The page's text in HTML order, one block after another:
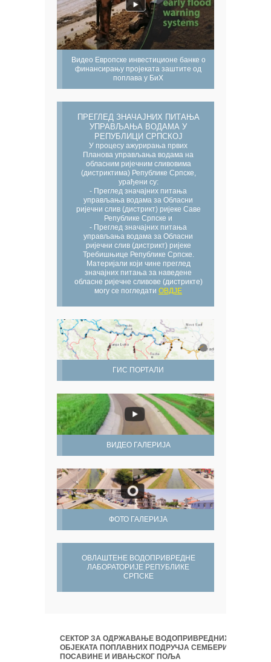
Видео Европске инвестиционе банке о
финансирању пројеката заштите од
поплава у БиХ
ПРЕГЛЕД ЗНАЧАЈНИХ ПИТАЊА
УПРАВЉАЊА ВОДАМА У
РЕПУБЛИЦИ СРПСКОЈ
У процесу ажурирања првих
Планова управљања водама на
обласним ријечним сливовима
(дистриктима) Републике Српске,
урађени су:
- Преглед значајних питања
управљања водама за Обласни
ријечни слив (дистрикт) ријеке Саве
Републике Српске и
- Преглед значајних питања
управљања водама за Обласни
ријечни слив (дистрикт) ријеке
Требишњице Републике Српске.
Материјали који чине преглед
значајних питања за наведене
обласне ријечне сливове (дистрикте)
могу се погледати ОВДЈЕ
ГИС ПОРТАЛИ
ВИДЕО ГАЛЕРИЈА
ФОТО ГАЛЕРИЈА
ОВЛАШТЕНЕ ВОДОПРИВРЕДНЕ
ЛАБОРАТОРИЈЕ РЕПУБЛИКЕ
СРПСКЕ
СЕКТОР ЗА ОДРЖАВАЊЕ ВОДОПРИВРЕДНИХ
ОБЈЕКАТА ПОПЛАВНИХ ПОДРУЧЈА СЕМБЕРИЈЕ,
ПОСАВИНЕ И ИВАЊСКОГ ПОЉА